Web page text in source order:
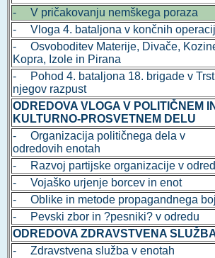
- V pričakovanju nemškega poraza
- Vloga 4. bataljona v končnih
- Osvoboditev Materije, Divače,
Kopra, Izole in Pirana
- Pohod 4. bataljona 18. brigade v
njegov razpust
ODREDOVA VLOGA V POLITIČNEM IN
KULTURNO-PROSVETNEM DELU
- Organizacija političnega dela v
odredovih enotah
- Razvoj partijske organizacije v
- Vojaško urjenje borcev in enot
- Oblike in metode propagandnega
- Pevski zbor in ?pesniki? v odredu
ODREDOVA ZDRAVSTVENA
- Zdravstvena služba v enotah